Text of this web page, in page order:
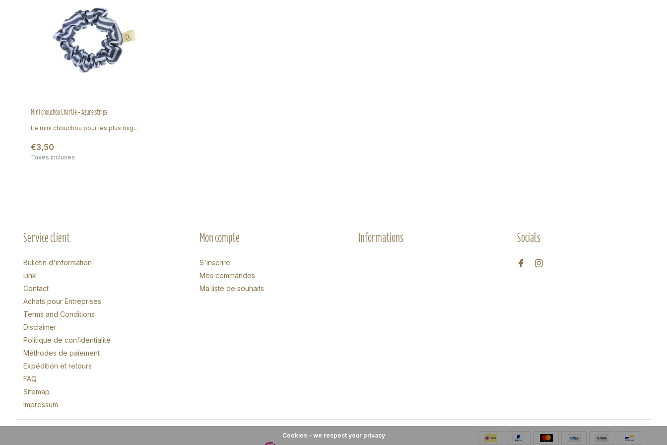
Mini chouchou Charlie - Azure stripe
Le mini chouchou pour les plus mig...
€3,50
Taxes incluses
Service client
Bulletin d'information
Link
Contact
Achats pour Entreprises
Terms and Conditions
Disclaimer
Politique de confidentialité
Méthodes de paiement
Expédition et retours
FAQ
Sitemap
Impressum
Mon compte
S'inscrire
Mes commandes
Ma liste de souhaits
Informations Socials
Cookies – we respect your privacy